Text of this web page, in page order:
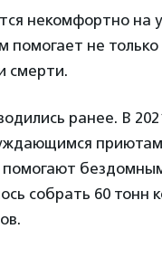
некомфортно на
не
смерти.
ранее. В
помогают
собрать 60 тонн